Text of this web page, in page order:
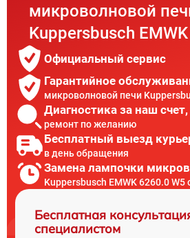
микроволновой
Kuppersbusch
Официальный сервис
Гарантийное
микроволновой печи
Диагностика за наш счет,
ремонт по желанию
Бесплатный выезд
в день обращения
Замена лампочки
Kuppersbusch EMWK 6260.0 W5
Бесплатная
специалистом